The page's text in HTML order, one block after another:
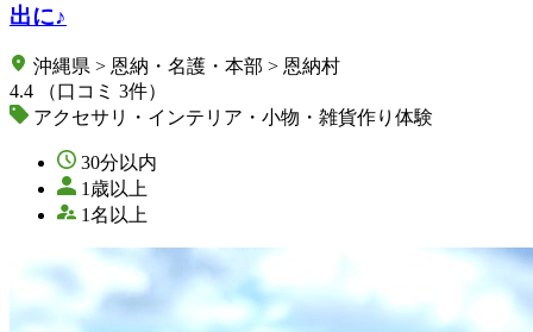
出に♪
沖縄県 > 恩納・名護・本部 > 恩納村
4.4
（口コミ 3件）
アクセサリ・インテリア・小物・雑貨作り体験
30分以内
1歳以上
1名以上